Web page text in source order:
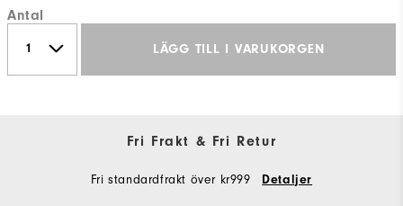
Antal
LÄGG TILL I VARUKORGEN
Fri Frakt & Fri Retur
Fri standardfrakt över kr999 Detaljer